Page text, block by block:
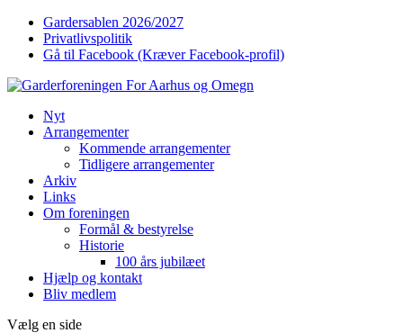
Gardersablen 2026/2027
Privatlivspolitik
Gå til Facebook (Kræver Facebook-profil)
Nyt
Arrangementer
Kommende arrangementer
Tidligere arrangementer
Arkiv
Links
Om foreningen
Formål & bestyrelse
Historie
100 års jubilæet
Hjælp og kontakt
Bliv medlem
Vælg en side